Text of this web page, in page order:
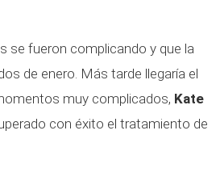
se fueron complicando y que la
de enero. Más tarde llegaría el
muy complicados, Kate
con éxito el tratamiento de